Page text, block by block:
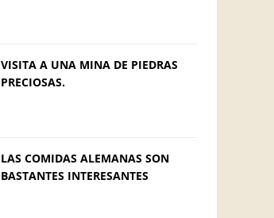
VISITA A UNA MINA DE PIEDRAS
PRECIOSAS.
LAS COMIDAS ALEMANAS SON
BASTANTES INTERESANTES